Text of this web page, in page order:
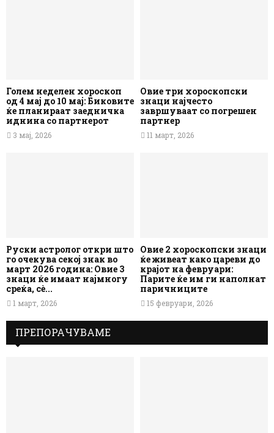
Голем неделен хороскоп
од 4 мај до 10 мај: Биковите
ќе планираат заедничка
иднина со партнерот
3 мај, 2026
Овие три хороскопски
знаци најчесто
завршуваат со погрешен
партнер
11 март, 2026
Руски астролог откри што
го очекува секој знак во
март 2026 година: Овие 3
знаци ќе имаат најмногу
среќа, сè...
1 март, 2026
Овие 2 хороскопски знаци
ќе живеат како цареви до
крајот на февруари:
Парите ќе им ги наполнат
паричниците
15 февруари, 2026
ПРЕПОРАЧУВАМЕ